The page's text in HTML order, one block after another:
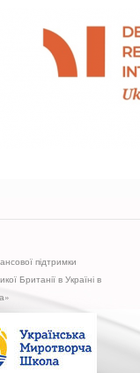
підтримки
Британії в Україні в